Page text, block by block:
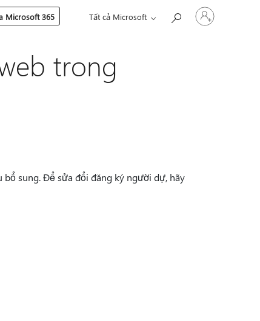
Microsoft 365 Tất cả Microsoft
Đăng
nhập
trong
bổ sung. Để sửa đổi đăng ký người dự, hãy